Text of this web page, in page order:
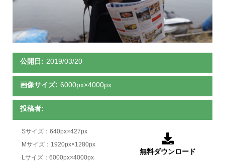
公開日: 2019/03/20
画像サイズ: 6000px×4000px
投稿者:
Sサイズ：640px×427px
Mサイズ：1920px×1280px
Lサイズ：6000px×4000px

無料ダウンロード